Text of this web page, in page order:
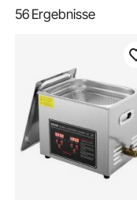
56 Ergebnisse